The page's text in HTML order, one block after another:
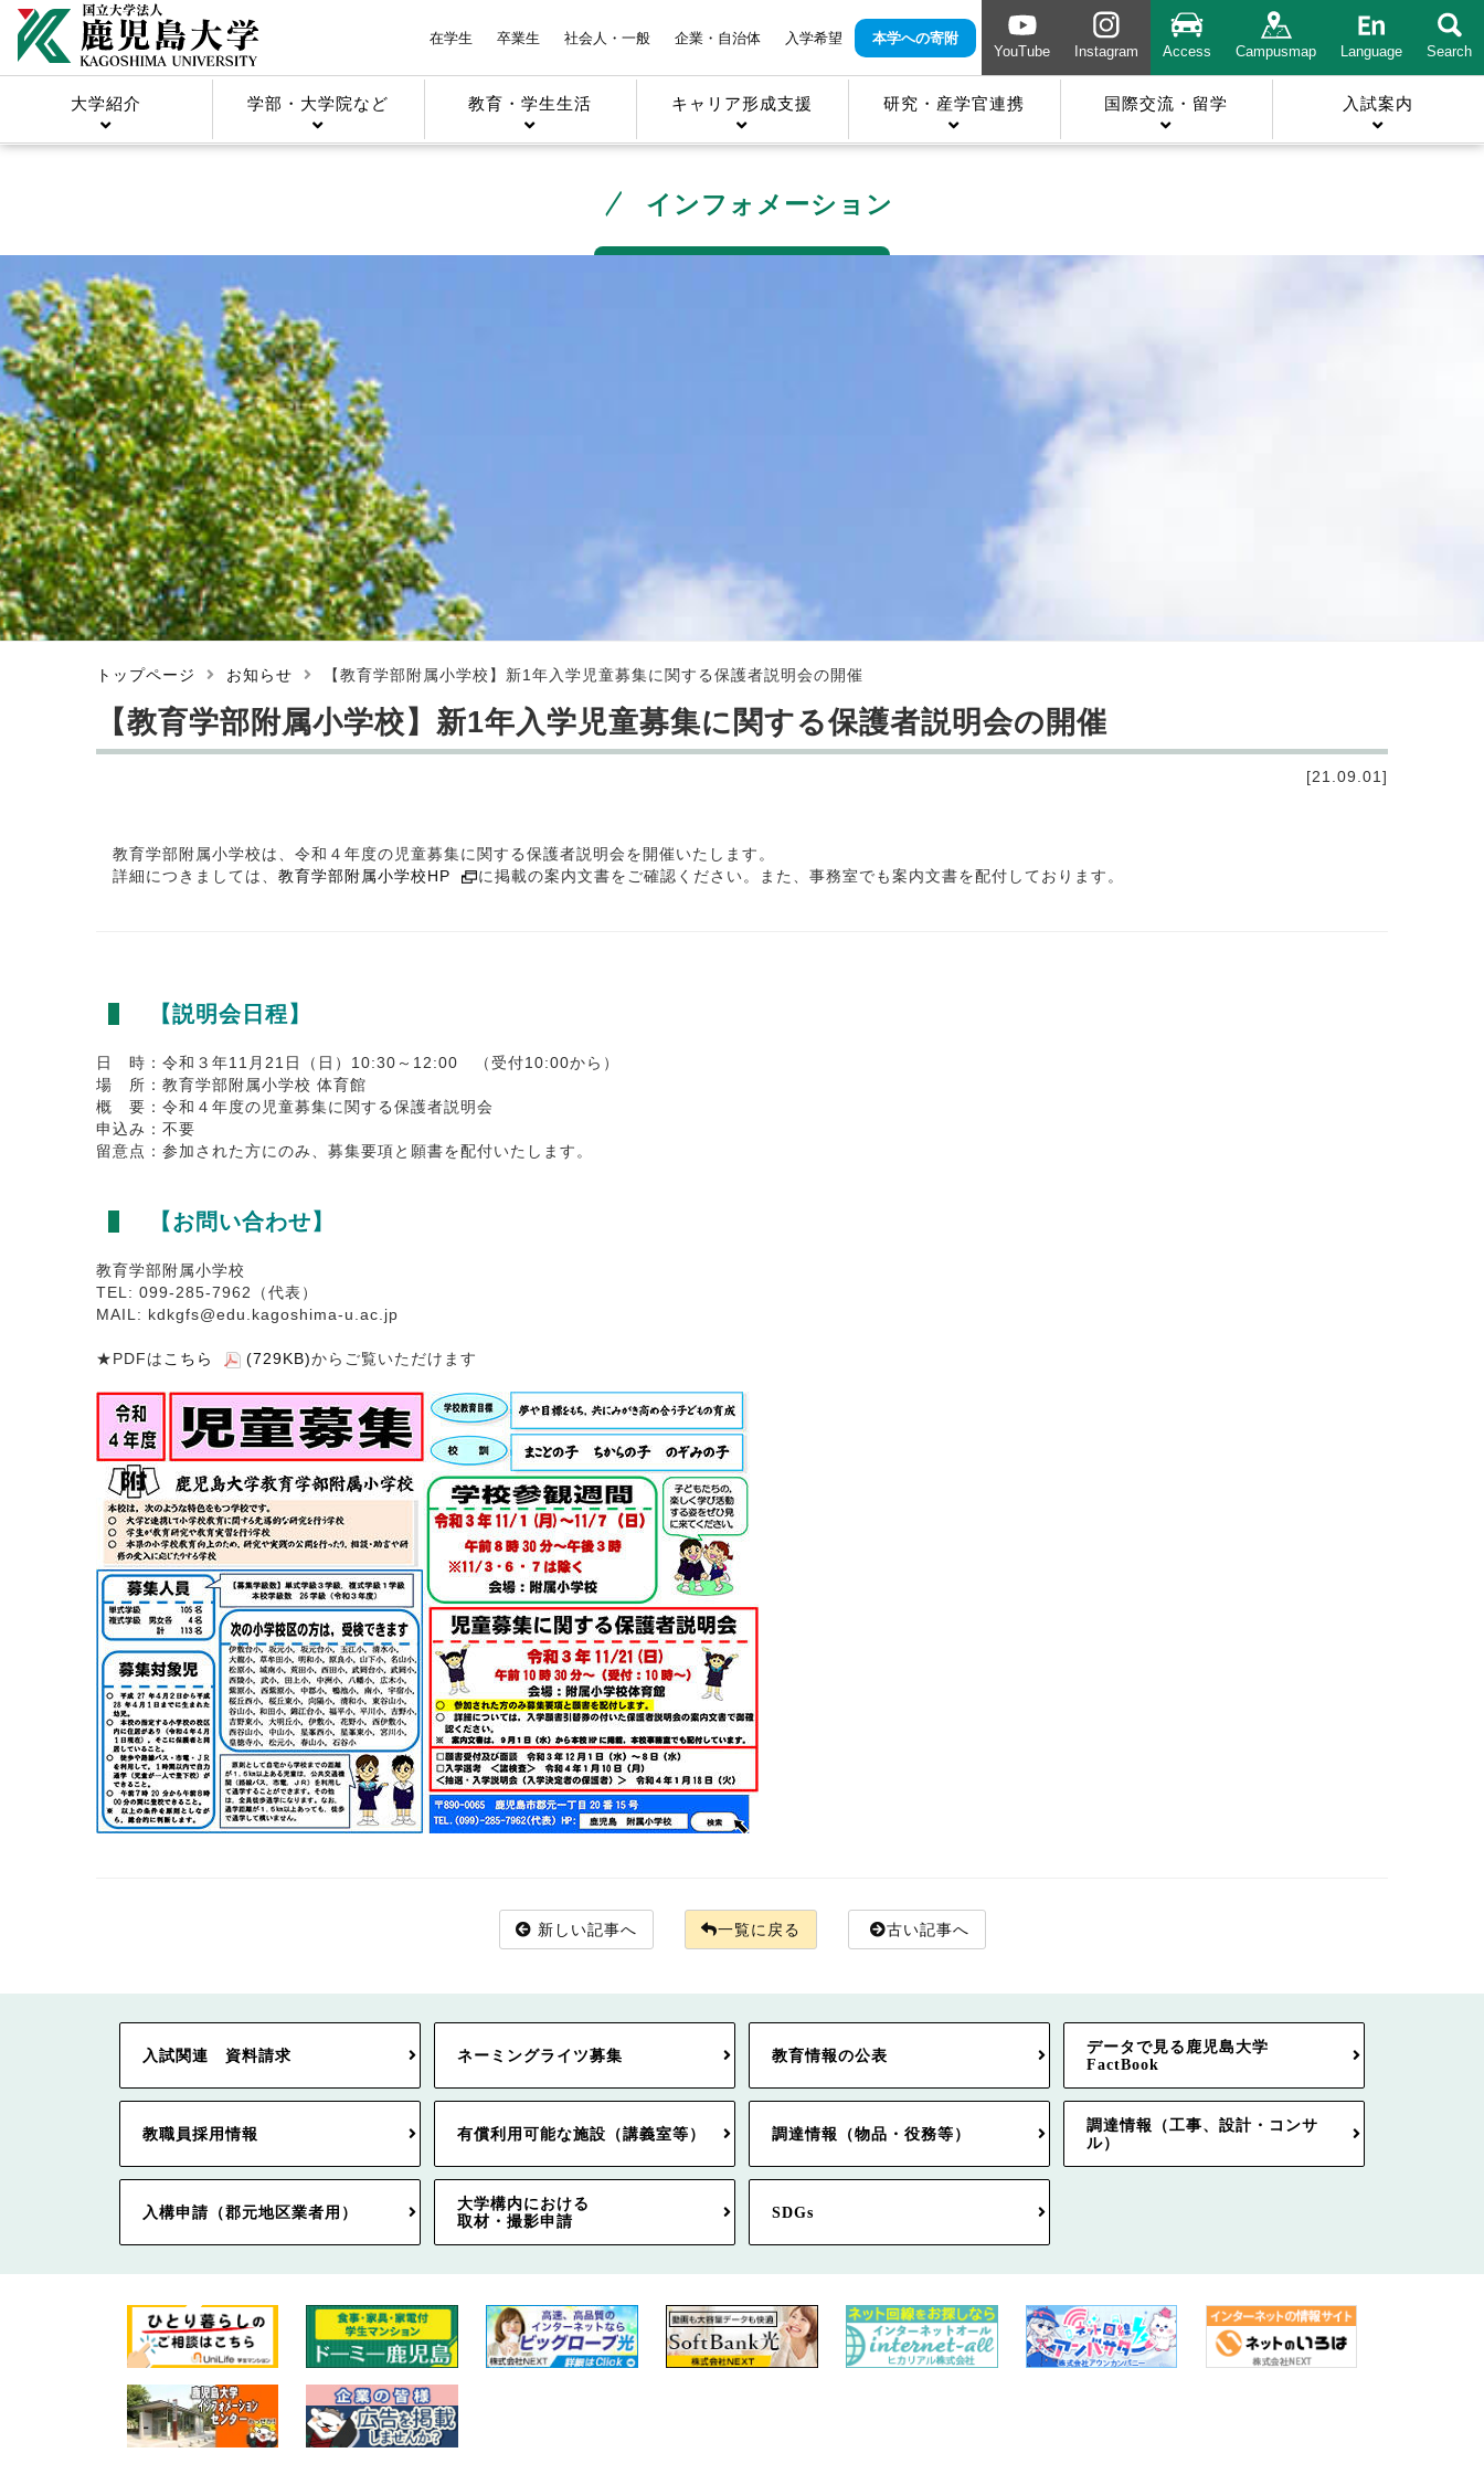
在学生 卒業生 社会人・一般 企業・自治体 入学希望
本学への寄附
YouTube
Instagram Access Campusmap Language Search
大学紹介 学部・大学院など 教育・学生生活 キャリア形成支援 研究・産学官連携 国際交流・留学 入試案内
インフォメーション
トップページ お知らせ 【教育学部附属小学校】新1年入学児童募集に関する保護者説明会の開催
【教育学部附属小学校】新1年入学児童募集に関する保護者説明会の開催
[21.09.01]
教育学部附属小学校は、令和４年度の児童募集に関する保護者説明会を開催いたします。
詳細につきましては、 教育学部附属小学校HP に掲載の案内文書をご確認ください。また、事務室でも案内文書を配付しております。
【説明会日程】
日 時：令和３年11月21日（日）10:30～12:00 （受付10:00から）
場 所：教育学部附属小学校 体育館
概 要：令和４年度の児童募集に関する保護者説明会
申込み：不要
留意点：参加された方にのみ、募集要項と願書を配付いたします。
【お問い合わせ】
教育学部附属小学校
TEL: 099-285-7962（代表）
MAIL: kdkgfs@edu.kagoshima-u.ac.jp
★PDFは こちら (729KB)からご覧いただけます
新しい記事へ 一覧に戻る 古い記事へ
入試関連 資料請求 ネーミングライツ募集 教育情報の公表
データで見る鹿児島大学
FactBook
教職員採用情報 有償利用可能な施設（講義室等） 調達情報（物品・役務等）
調達情報（工事、設計・コンサ
ル）
入構申請（郡元地区業者用）
大学構内における
取材・撮影申請
SDGs